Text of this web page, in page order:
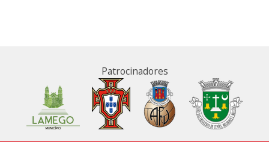
Patrocinadores